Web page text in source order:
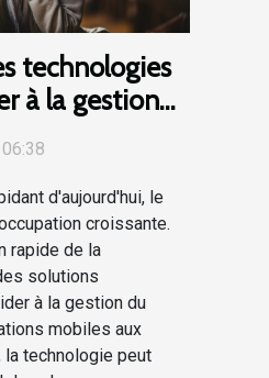
technologies
à la gestion
d'aujourd'hui, le
croissante.
rapide de la
solutions
à la gestion du
mobiles aux
technologie peut